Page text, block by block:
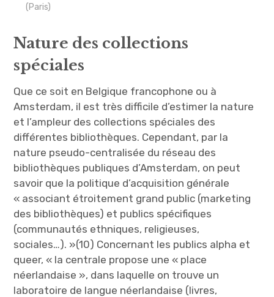
(Paris)
Nature des collections
spéciales
Que ce soit en Belgique francophone ou à
Amsterdam, il est très difficile d’estimer la nature
et l’ampleur des collections spéciales des
différentes bibliothèques. Cependant, par la
nature pseudo-centralisée du réseau des
bibliothèques publiques d’Amsterdam, on peut
savoir que la politique d’acquisition générale
« associant étroitement grand public (marketing
des bibliothèques) et publics spécifiques
(communautés ethniques, religieuses,
sociales…). »(10) Concernant les publics alpha et
queer, « la centrale propose une « place
néerlandaise », dans laquelle on trouve un
laboratoire de langue néerlandaise (livres,